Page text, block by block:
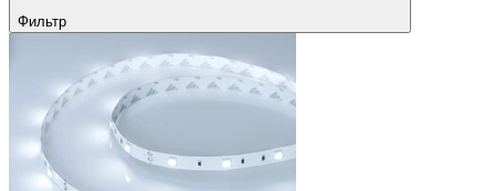
Фильтр